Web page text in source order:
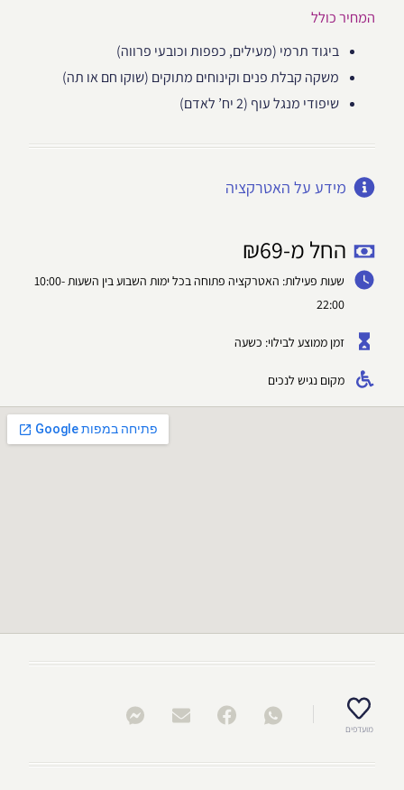
המחיר כולל
ביגוד תרמי (מעילים, כפפות וכובעי פרווה)
משקה קבלת פנים וקינוחים מתוקים (שוקו חם או תה)
שיפודי מנגל עוף (2 יח’ לאדם)
מידע על האטרקציה
החל מ- ₪69
שעות פעילות: האטרקציה פתוחה בכל ימות השבוע בין השעות 10:00-
22:00
זמן ממוצע לבילוי: כשעה
מקום נגיש לנכים
מועדפים